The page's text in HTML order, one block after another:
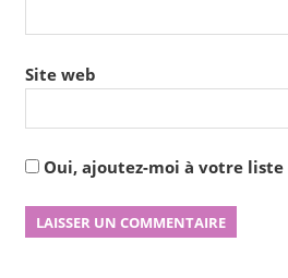
Site web
Oui, ajoutez-moi à votre